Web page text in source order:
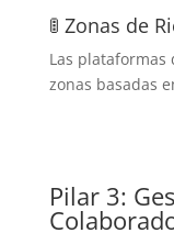
🚦 Zonas de
Las plataformas
zonas basadas
Pilar 3: